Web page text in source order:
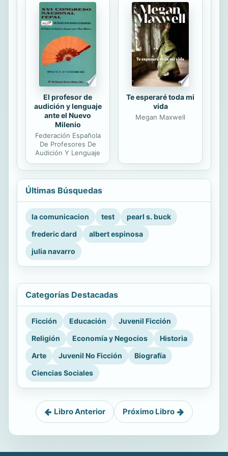
El profesor de
audición y lenguaje
ante el Nuevo
Milenio
Federación Española
De Profesores De
Audición Y Lenguaje
Te esperaré toda mi
vida
Megan Maxwell
Últimas Búsquedas
la comunicacion test
pearl s. buck
frederic dard
albert espinosa
julia navarro
Categorías Destacadas
Ficción Educación
Juvenil Ficción
Religión
Economía y Negocios
Historia
Arte
Juvenil No Ficción
Biografía
Ciencias Sociales
Libro Anterior Próximo Libro